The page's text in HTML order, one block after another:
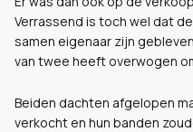
Verrassend is toch wel dat
samen eigenaar zijn
van twee heeft overwogen
Beiden dachten afgelopen
verkocht en hun banden